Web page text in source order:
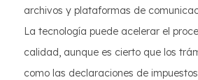
archivos y plataformas de
La tecnología puede acelerar el
calidad, aunque es cierto que los
como las declaraciones de